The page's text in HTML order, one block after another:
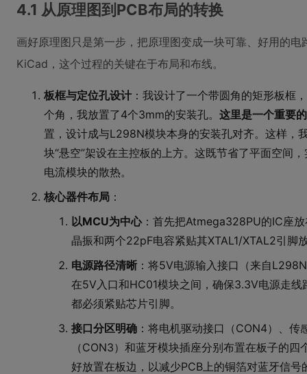
4.1 从原理图到PCB布局的转换
画好原理图只是第一步，把原理图变成一块可靠、好用的
KiCad，这个过程的关键在于布局和布线。
板框与定位孔设计 ：我设计了一个带圆角的矩形板
个角，我放置了4个3mm的安装孔。 这里是一个重要
置，设计成与L298N模块本身的安装孔对齐。这样，
块“悬空”架设在主控板的上方。这既节省了平面空间
电流模块的散热。
核心器件布局 ：
以MCU为中心：首先把Atmega328PU的IC座
晶振和两个22pF电容紧贴其XTAL1/XTAL2引脚
电源路径清晰 ：将5V电源输入接口（来自
在5V入口和HC01模块之间，确保3.3V电源走
都必须紧贴芯片引脚。
接口分区明确 ：将电机驱动接口（CON4）、
（CON3）和蓝牙模块插座分别布置在板子的
好放置在板边，以减少PCB上的铜箔对蓝牙信号